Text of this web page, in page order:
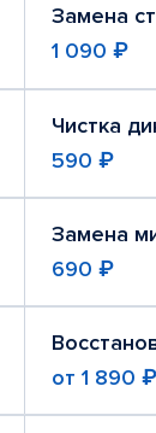
Замена
1 090 ₽
Чистка
590 ₽
Замена
690 ₽
от 1 890 ₽